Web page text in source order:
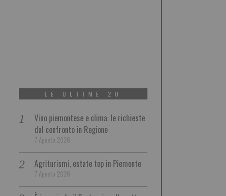
LE ULTIME 20
Vino piemontese e clima: le richieste
dal confronto in Regione
7 Agosto 2026
Agriturismi, estate top in Piemonte
7 Agosto 2026